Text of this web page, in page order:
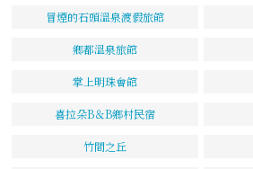
冒煙的石頭溫泉渡假旅館
鄉都溫泉旅館
掌上明珠會館
喜拉朵B＆B鄉村民宿
竹間之丘